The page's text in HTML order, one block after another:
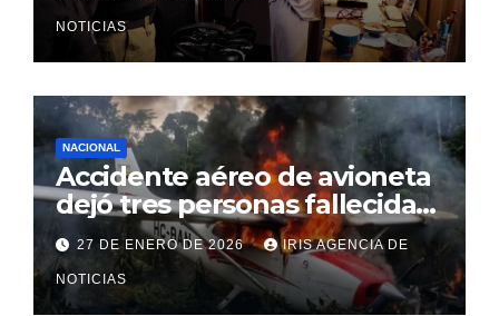
Caja Chica
NOTICIAS
NACIONAL
Accidente aéreo de avioneta
dejó tres personas fallecidas
en provincia de Morona
Santiago
27 DE ENERO DE 2026 IRIS AGENCIA DE
NOTICIAS